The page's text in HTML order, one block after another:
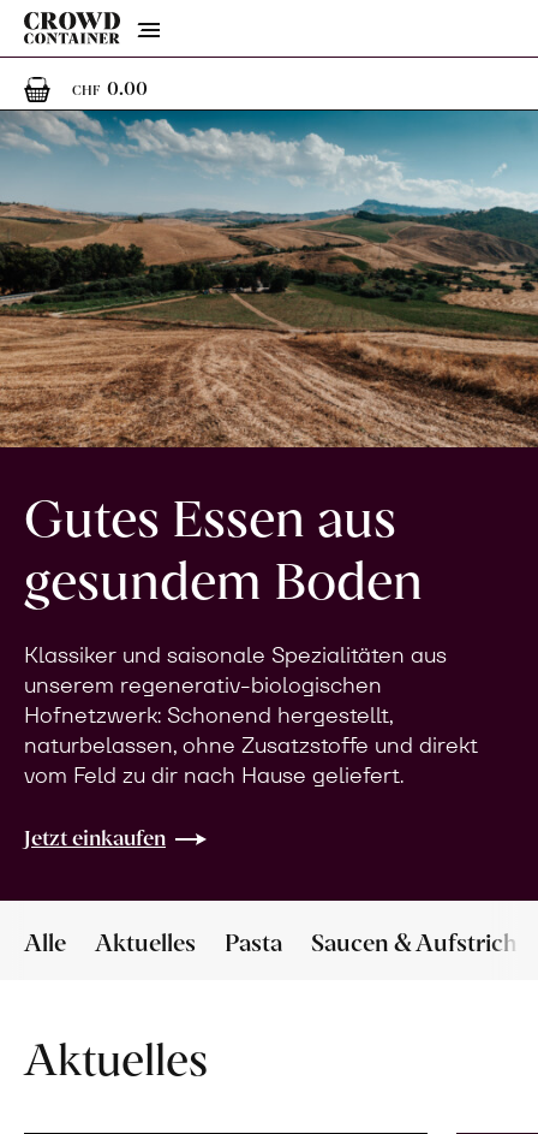
Menu
CHF 0.000 Artikel im Warenkorb
Gutes Essen aus
gesundem Boden
Klassiker und saisonale Spezialitäten aus
unserem regenerativ-biologischen
Hofnetzwerk: Schonend hergestellt,
naturbelassen, ohne Zusatzstoffe und direkt
vom Feld zu dir nach Hause geliefert.
Jetzt einkaufen
Alle Aktuelles Pasta Saucen & Aufstriche
Aktuelles